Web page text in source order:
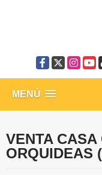
Facebook
X
MENÚ
VENTA
ORQUIDEAS